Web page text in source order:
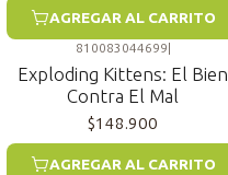
AGREGAR AL CARRITO
810083044699
Exploding Kittens: El Bien
Contra El Mal
$148.900
AGREGAR AL CARRITO